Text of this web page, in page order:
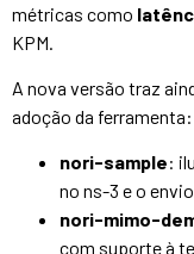
métricas como
KPM.
A nova versão traz
adoção da ferramenta:
nori-sample:
no ns-3 e o
nori-mimo-
com suporte à